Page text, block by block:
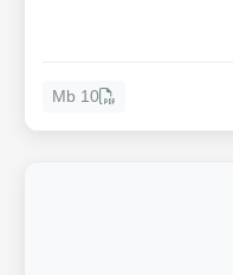
10 Mb